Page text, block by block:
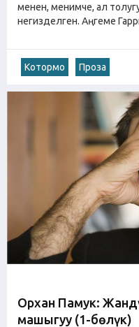
менен, менимче, ал
негизделген. Аңгеме
Котормо Проза
Орхан Памук:
машыгуу (1-бөлүк)